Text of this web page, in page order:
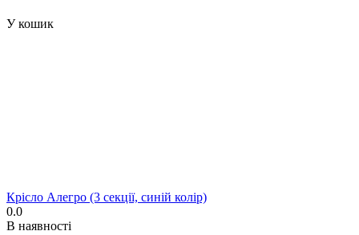
У кошик
Крісло Алегро (3 секції, синій колір)
0.0
В наявності